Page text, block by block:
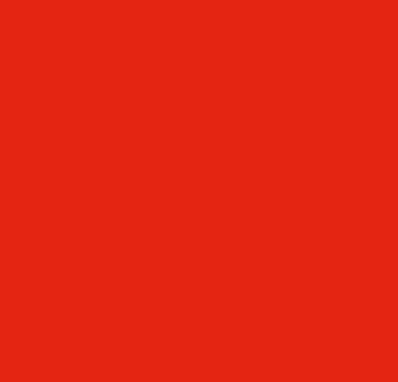
Dalsze obrady prowadzono w pięciu sekcjach
pismo, czyli wszystko, co skłonni jesteśmy zaliczać do
Zjawisko „nostalgii analogowej”, która towarzyszy
zaobserwować np. w modzie na stylizowanie zdjęć
Maciej Maryl (IBL PAN) zaproponował zastosowanie
specyficzne połączenie dokumentu osobistego z
Dr Ewa Rot-Buga (IBL PAN) przedstawiła tekst,
ustna niejednokrotnie okazywała się żywiołem